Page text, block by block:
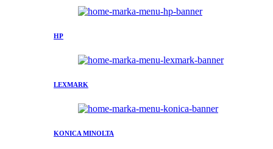
HP
LEXMARK
KONICA MINOLTA